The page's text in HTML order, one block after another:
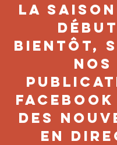
la saison
bientôt,
nos
des
en